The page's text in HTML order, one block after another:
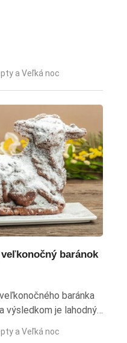
a Veľká noc
baránok
baránka
výsledkom je lahodný
chýbať na
baránok,
a Veľká noc